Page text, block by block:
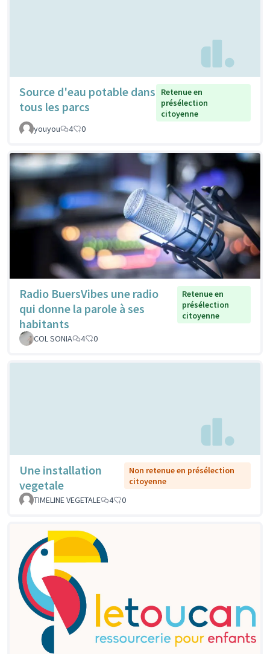
Source d'eau potable dans
tous les parcs
Retenue en
présélection
citoyenne
youyou
4 0
Radio BuersVibes une radio
qui donne la parole à ses
habitants
Retenue en
présélection
citoyenne
COL SONIA 4 0
Une installation
vegetale
Non retenue en présélection
citoyenne
TIMELINE VEGETALE
4 0